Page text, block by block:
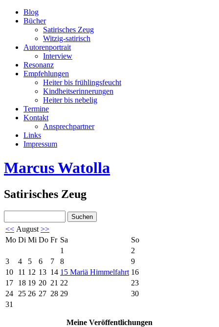
Blog
Bücher
Satirisches Zeug
Witzig-satirisch
Autorenportrait
Interview
Resonanz
Empfehlungen
Heiter bis frühlingsfeucht
Kindheitserinnerungen
Heiter bis nebelig
Termine
Kontakt
Ansprechpartner
Links
Impressum
Marcus Watolla
Satirisches Zeug
<< August >>
Mo Di Mi Do Fr Sa
So
1
2
3
4 5 6 7 8
9
10
11 12 13 14 15 Mariä Himmelfahrt 16
17
18 19 20 21 22
23
24
25 26 27 28 29
30
31
Meine Veröffentlichungen